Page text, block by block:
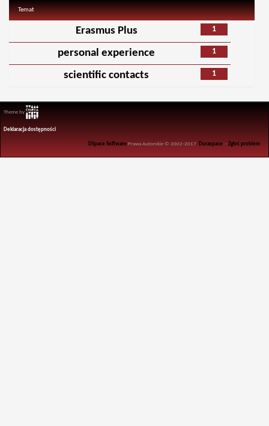
Temat
1
Erasmus Plus
1
personal experience
1
scientific contacts
Theme by
Deklaracja dostępności
DSpace Software Prawa Autorskie © 2002-2017 Duraspace -Zgłoś problem